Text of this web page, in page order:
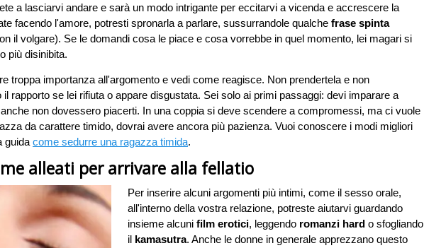
a lasciarvi andare e sarà un modo intrigante per eccitarvi a vicenda e accrescere la
facendo l'amore, potresti spronarla a parlare, sussurrandole qualche frase spinta
il volgare). Se le domandi cosa le piace e cosa vorrebbe in quel momento, lei magari si
più disinibita.
troppa importanza all'argomento e vedi come reagisce. Non prendertela e non
rapporto se lei rifiuta o appare disgustata. Sei solo ai primi passaggi: devi imparare a
non dovessero piacerti. In una coppia si deve scendere a compromessi, ma ci vuole
da carattere timido, dovrai avere ancora più pazienza. Vuoi conoscere i modi migliori
guida come sedurre una ragazza timida.
alleati per arrivare alla fellatio
Per inserire alcuni argomenti più intimi, come il sesso orale,
all'interno della vostra relazione, potreste aiutarvi guardando
insieme alcuni film erotici, leggendo romanzi hardo sfogliando
ilkamasutra. Anche le donne in generale apprezzano questo